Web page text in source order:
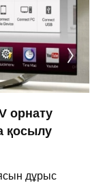
орнату
қосылу
дұрыс